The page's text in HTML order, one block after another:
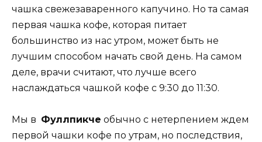
чашка свежезаваренного капучино. Но та самая
первая чашка кофе, которая питает
большинство из нас утром, может быть не
лучшим способом начать свой день. На самом
деле, врачи считают, что лучше всего
наслаждаться чашкой кофе с 9:30 до 11:30.
Мы в Фуллпикче обычно с нетерпением ждем
первой чашки кофе по утрам, но последствия,